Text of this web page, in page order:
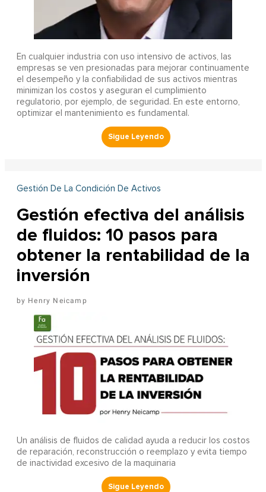
En cualquier industria con uso intensivo de activos, las
empresas se ven presionadas para mejorar continuamente
el desempeño y la confiabilidad de sus activos mientras
minimizan los costos y aseguran el cumplimiento
regulatorio, por ejemplo, de seguridad. En este entorno,
optimizar el mantenimiento es fundamental.
Gestión De La Condición De Activos
Gestión efectiva del análisis
de fluidos: 10 pasos para
obtener la rentabilidad de la
inversión
Henry Neicamp
Un análisis de fluidos de calidad ayuda a reducir los costos
de reparación, reconstrucción o reemplazo y evita tiempo
de inactividad excesivo de la maquinaria